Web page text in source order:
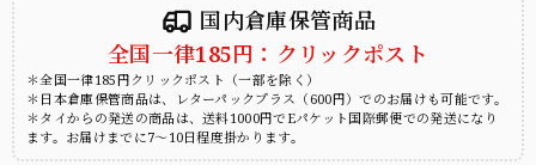
国内倉庫保管商品
全国一律185円：クリックポスト
＊全国一律185円クリックポスト（一部を除く）
＊日本倉庫保管商品は、レターパックプラス（600円）でのお届けも可能です。
＊タイからの発送の商品は、送料1000円でEパケット国際郵便での発送になり
ます。お届けまでに7～10日程度掛かります。